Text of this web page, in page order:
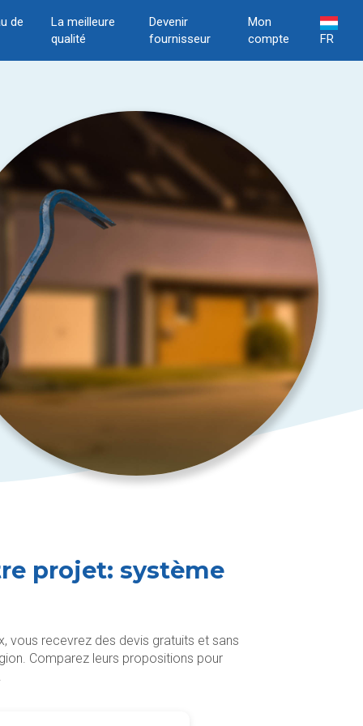
de
La meilleure
qualité
Devenir
fournisseur
Mon
compte
FR
projet: système
vous recevrez des devis gratuits et sans
Comparez leurs propositions pour